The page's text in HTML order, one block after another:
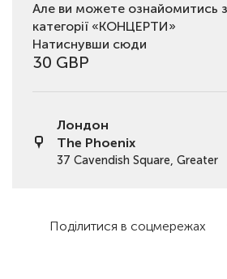
Але ви можете ознайомитись
категорії «КОНЦЕРТИ»
Натиснувши сюди
30 GBP
Лондон
The Phoenix
37 Cavendish Square, Greater
Поділитися в соцмережах